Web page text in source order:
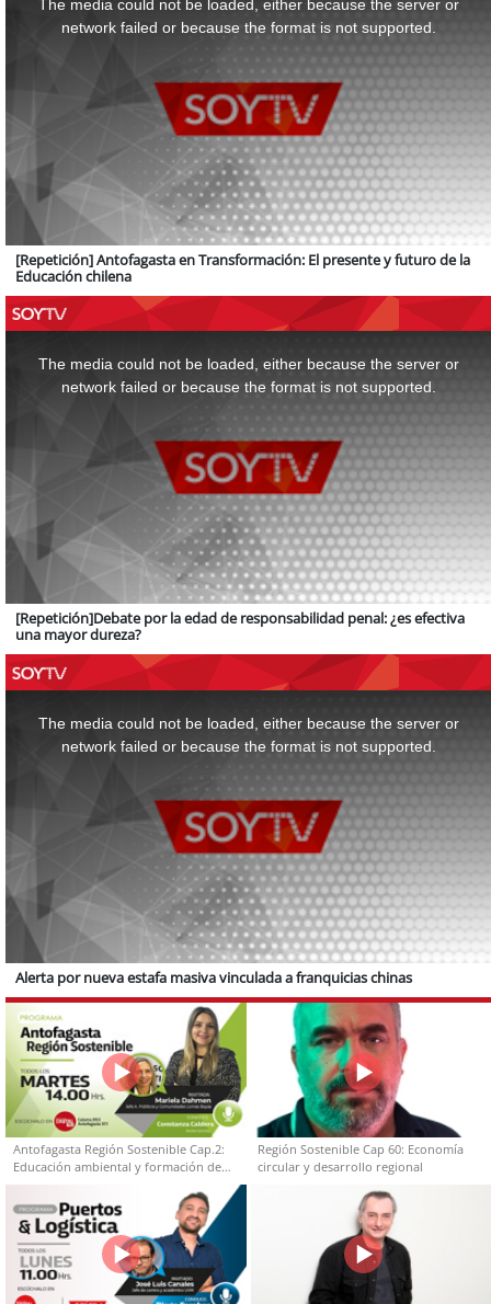
The media could not be loaded, either because the server or
network failed or because the format is not supported.
[Repetición] Antofagasta en Transformación: El presente y futuro de la
Educación chilena
The media could not be loaded, either because the server or
network failed or because the format is not supported.
[Repetición]Debate por la edad de responsabilidad penal: ¿es efectiva
una mayor dureza?
The media could not be loaded, either because the server or
network failed or because the format is not supported.
Alerta por nueva estafa masiva vinculada a franquicias chinas
Antofagasta Región Sostenible Cap.2:
Educación ambiental y formación de
capacidades técnicas
Región Sostenible Cap 60: Economía
circular y desarrollo regional